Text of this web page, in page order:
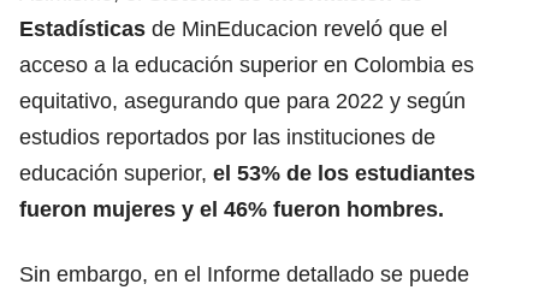
Estadísticas de MinEducacion reveló que el
acceso a la educación superior en Colombia es
equitativo, asegurando que para 2022 y según
estudios reportados por las instituciones de
educación superior, el 53% de los estudiantes
fueron mujeres y el 46% fueron hombres.
Sin embargo, en el Informe detallado se puede